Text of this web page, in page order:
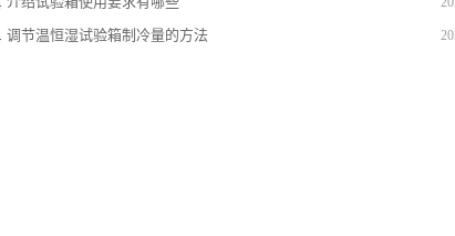
调节温恒湿试验箱制冷量的方法